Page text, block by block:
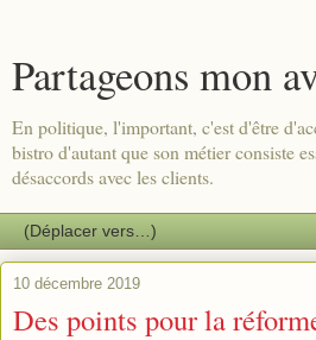
Partageons mon
En politique, l'important, c'est d'être
bistro d'autant que son métier consiste
désaccords avec les clients.
10 décembre 2019
Des points pour la